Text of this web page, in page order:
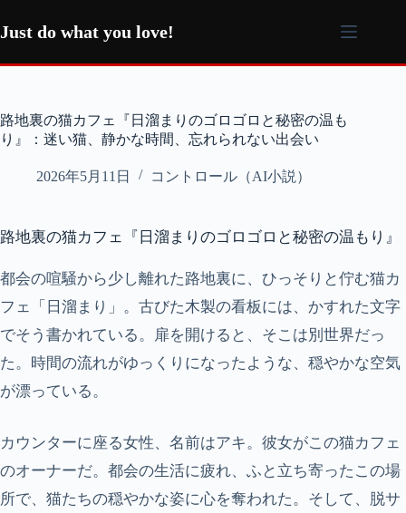
ン
ン
ス
キ
Just do what you love!
路地裏の猫カフェ『日溜まりのゴロゴロと秘密の温も
り』：迷い猫、静かな時間、忘れられない出会い
2026年5月11日 コントロール（AI小説）
路地裏の猫カフェ『日溜まりのゴロゴロと秘密の温もり』
都会の喧騒から少し離れた路地裏に、ひっそりと佇む猫カ
フェ「日溜まり」。古びた木製の看板には、かすれた文字
でそう書かれている。扉を開けると、そこは別世界だっ
た。時間の流れがゆっくりになったような、穏やかな空気
が漂っている。
カウンターに座る女性、名前はアキ。彼女がこの猫カフェ
のオーナーだ。都会の生活に疲れ、ふと立ち寄ったこの場
所で、猫たちの穏やかな姿に心を奪われた。そして、脱サ